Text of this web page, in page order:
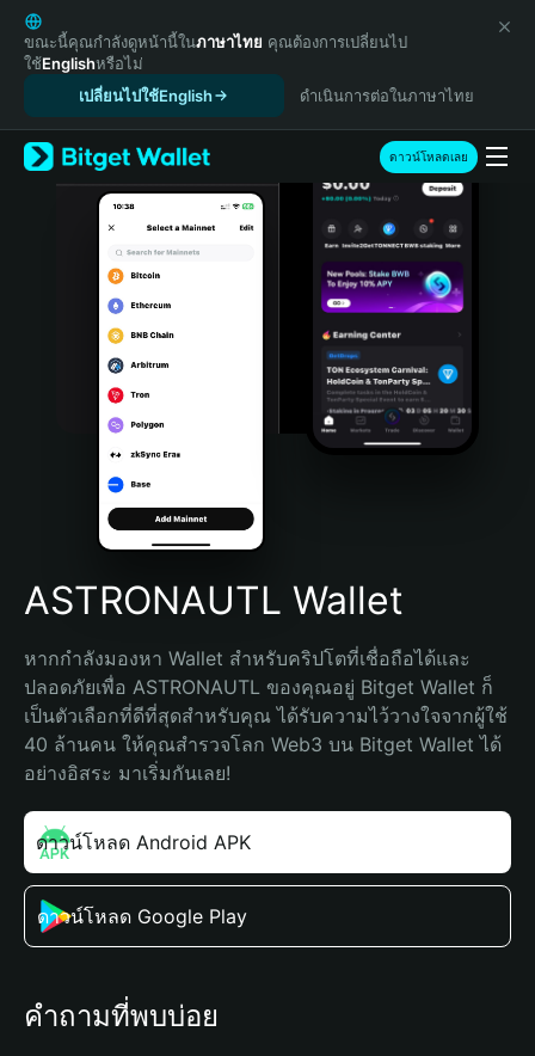
English
日本語
Tiếng Việt
Español (Latinoamérica)
Türkçe
Italiano
Português (Portugal)
Bahasa Indonesia
Português (Brasil)
Español (Argentina)
ขณะนี้คุณกำลังดูหน้านี้ในภาษาไทย คุณต้องการเปลี่ยนไป
ใช้Englishหรือไม่
เปลี่ยนไปใช้English
ดำเนินการต่อในภาษาไทย
ดาวน์โหลดเลย
ASTRONAUTL Wallet
หากกำลังมองหา Wallet สำหรับคริปโตที่เชื่อถือได้และ
ปลอดภัยเพื่อ ASTRONAUTL ของคุณอยู่ Bitget Wallet ก็
เป็นตัวเลือกที่ดีที่สุดสำหรับคุณ ได้รับความไว้วางใจจากผู้ใช้
40 ล้านคน ให้คุณสำรวจโลก Web3 บน Bitget Wallet ได้
อย่างอิสระ มาเริ่มกันเลย!
ดาวน์โหลด Android APK
ดาวน์โหลด Google Play
คำถามที่พบบ่อย